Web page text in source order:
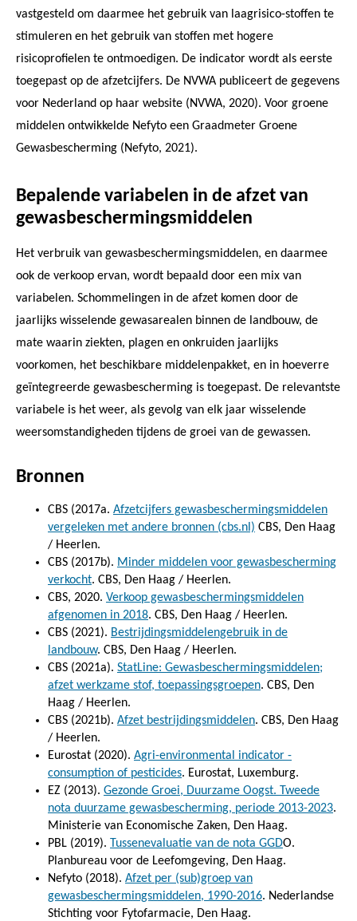
vastgesteld om daarmee het gebruik van laagrisico-stoffen te
stimuleren en het gebruik van stoffen met hogere
risicoprofielen te ontmoedigen. De indicator wordt als eerste
toegepast op de afzetcijfers. De NVWA publiceert de gegevens
voor Nederland op haar website (NVWA, 2020). Voor groene
middelen ontwikkelde Nefyto een Graadmeter Groene
Gewasbescherming (Nefyto, 2021).
Bepalende variabelen in de afzet van
gewasbeschermingsmiddelen
Het verbruik van gewasbeschermingsmiddelen, en daarmee
ook de verkoop ervan, wordt bepaald door een mix van
variabelen. Schommelingen in de afzet komen door de
jaarlijks wisselende gewasarealen binnen de landbouw, de
mate waarin ziekten, plagen en onkruiden jaarlijks
voorkomen, het beschikbare middelenpakket, en in hoeverre
geïntegreerde gewasbescherming is toegepast. De relevantste
variabele is het weer, als gevolg van elk jaar wisselende
weersomstandigheden tijdens de groei van de gewassen.
Bronnen
CBS (2017a. Afzetcijfers gewasbeschermingsmiddelen
vergeleken met andere bronnen (cbs.nl) CBS, Den Haag
/ Heerlen.
CBS (2017b). Minder middelen voor gewasbescherming
verkocht. CBS, Den Haag / Heerlen.
CBS, 2020. Verkoop gewasbeschermingsmiddelen
afgenomen in 2018. CBS, Den Haag / Heerlen.
CBS (2021). Bestrijdingsmiddelengebruik in de
landbouw. CBS, Den Haag / Heerlen.
CBS (2021a). StatLine: Gewasbeschermingsmiddelen;
afzet werkzame stof, toepassingsgroepen. CBS, Den
Haag / Heerlen.
CBS (2021b). Afzet bestrijdingsmiddelen. CBS, Den Haag
/ Heerlen.
Eurostat (2020). Agri-environmental indicator -
consumption of pesticides. Eurostat, Luxemburg.
EZ (2013). Gezonde Groei, Duurzame Oogst. Tweede
nota duurzame gewasbescherming, periode 2013-2023.
Ministerie van Economische Zaken, Den Haag.
PBL (2019). Tussenevaluatie van de nota GGDO.
Planbureau voor de Leefomgeving, Den Haag.
Nefyto (2018). Afzet per (sub)groep van
gewasbeschermingsmiddelen, 1990-2016. Nederlandse
Stichting voor Fytofarmacie, Den Haag.